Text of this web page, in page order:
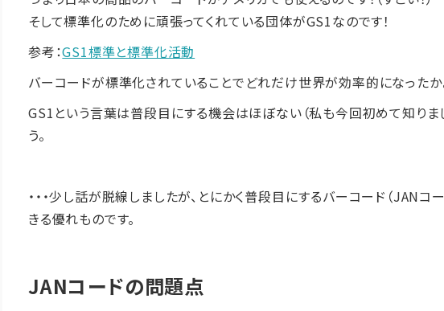
そして標準化のために頑張ってくれている団体がGS1なのです！
参考：GS1標準と標準化活動
バーコードが標準化されていることでどれだけ世界が効率的になったか
GS1という言葉は普段目にする機会はほぼない（私も今回初めて知りま
う。
・・・少し話が脱線しましたが、とにかく普段目にするバーコード（JAN
きる優れものです。
JANコードの問題点